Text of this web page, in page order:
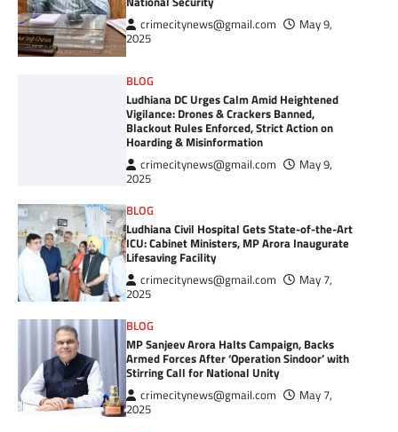
crimecitynews@gmail.com
May 9,
2025
BLOG
Ludhiana DC Urges Calm Amid Heightened
Vigilance: Drones & Crackers Banned,
Blackout Rules Enforced, Strict Action on
Hoarding & Misinformation
crimecitynews@gmail.com
May 9,
2025
BLOG
Ludhiana Civil Hospital Gets State-of-the-Art
ICU: Cabinet Ministers, MP Arora Inaugurate
Lifesaving Facility
crimecitynews@gmail.com
May 7,
2025
BLOG
MP Sanjeev Arora Halts Campaign, Backs
Armed Forces After ‘Operation Sindoor’ with
Stirring Call for National Unity
crimecitynews@gmail.com
May 7,
2025